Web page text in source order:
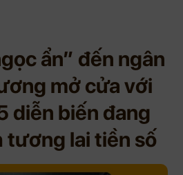
ẩn” đến ngân
mở cửa với
diễn biến đang
tương lai tiền số